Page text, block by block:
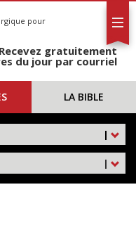
pour
Recevez gratuitement
du jour par courriel
LA BIBLE
|
|